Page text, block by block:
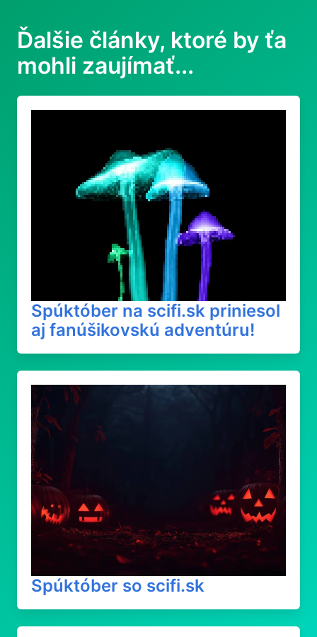
Ďalšie články, ktoré by ťa
mohli zaujímať...
Spúktóber na scifi.sk priniesol
aj fanúšikovskú adventúru!
Spúktóber so scifi.sk